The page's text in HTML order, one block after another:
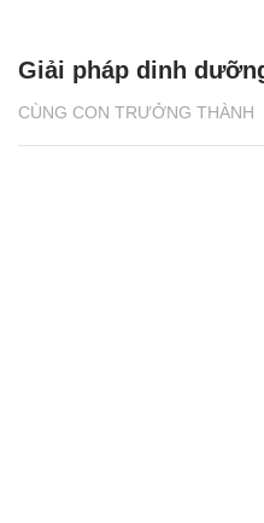
CÙNG CON TRƯỞNG THÀNH
Giải pháp dinh